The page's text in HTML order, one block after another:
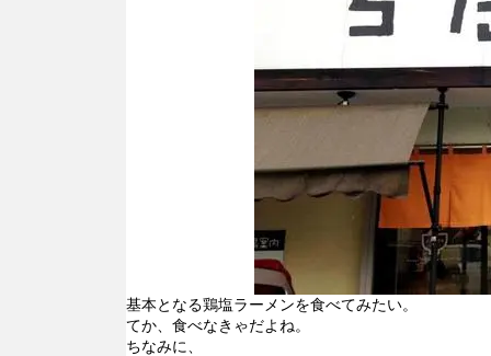
基本となる鶏塩ラーメンを食べてみたい。
てか、食べなきゃだよね。
ちなみに、